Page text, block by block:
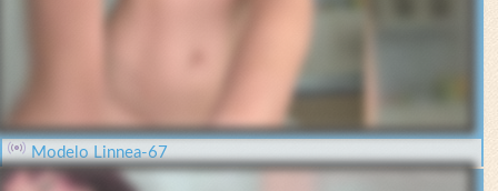
Modelo Linnea-67